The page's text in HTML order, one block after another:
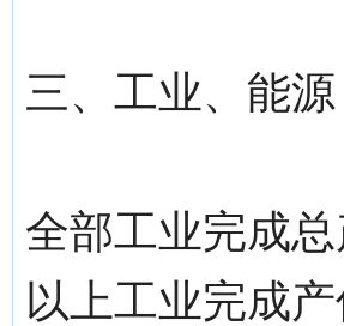
三、工业、能源
全部工业完成
以上工业完成